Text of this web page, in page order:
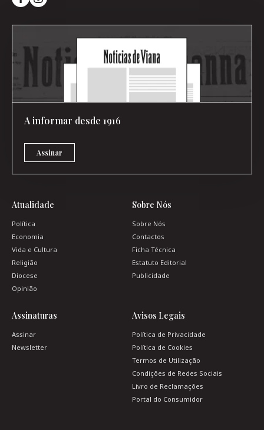
A informar desde 1916
Assinar
Atualidade
Política
Economia
Vida e Cultura
Religião
Diocese
Opinião
Sobre Nós
Sobre Nós
Contactos
Ficha Técnica
Estatuto Editorial
Publicidade
Assinaturas
Assinar
Newsletter
Avisos Legais
Política de Privacidade
Política de Cookies
Termos de Utilização
Condições de Redes Sociais
Livro de Reclamações
Portal do Consumidor